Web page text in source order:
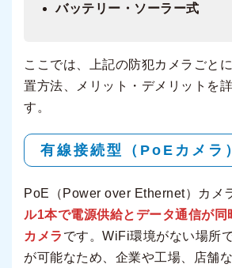
バッテリー・ソーラー式
ここでは、上記の防犯カメラごと
置方法、メリット・デメリットを
す。
有線接続型（PoEカメラ
PoE（Power over Ethernet）カメ
ル1本で電源供給とデータ通信が同
カメラ です。WiFi環境がない場所
が可能なため、企業や工場、店舗